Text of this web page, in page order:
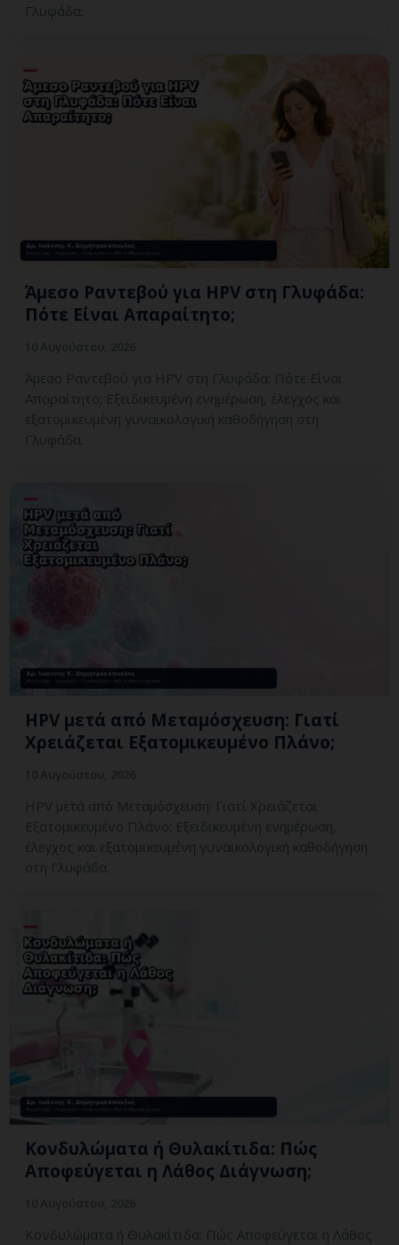
Γλυφάδα.
Άμεσο Ραντεβού για HPV στη Γλυφάδα:
Πότε Είναι Απαραίτητο;
Άμεσο Ραντεβού για HPV στη Γλυφάδα: Πότε Είναι
Απαραίτητο; Εξειδικευμένη ενημέρωση, έλεγχος και
εξατομικευμένη γυναικολογική καθοδήγηση στη
Γλυφάδα.
HPV μετά από Μεταμόσχευση: Γιατί
Χρειάζεται Εξατομικευμένο Πλάνο;
HPV μετά από Μεταμόσχευση: Γιατί Χρειάζεται
Εξατομικευμένο Πλάνο; Εξειδικευμένη ενημέρωση,
έλεγχος και εξατομικευμένη γυναικολογική καθοδήγηση
στη Γλυφάδα.
Κονδυλώματα ή Θυλακίτιδα: Πώς
Αποφεύγεται η Λάθος Διάγνωση;
Κονδυλώματα ή Θυλακίτιδα: Πώς Αποφεύγεται η Λάθος